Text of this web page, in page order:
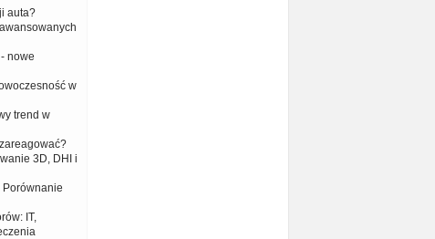
auta?
nowe
w
trend w
3D, DHI i
Porównanie
IT,